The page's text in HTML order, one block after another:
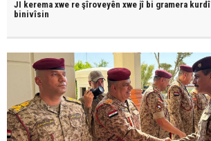
JI kerema xwe re şîroveyên xwe jî bi gramera kurdî
binivîsin